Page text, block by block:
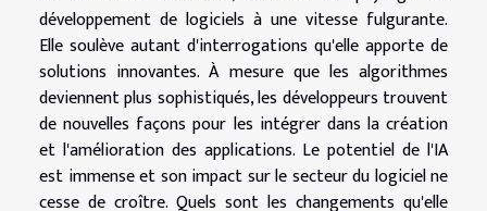
développement de logiciels à une vitesse fulgurante.
Elle soulève autant d'interrogations qu'elle apporte de
solutions innovantes. À mesure que les algorithmes
deviennent plus sophistiqués, les développeurs trouvent
de nouvelles façons pour les intégrer dans la création
et l'amélioration des applications. Le potentiel de l'IA
est immense et son impact sur le secteur du logiciel ne
cesse de croître. Quels sont les changements qu'elle